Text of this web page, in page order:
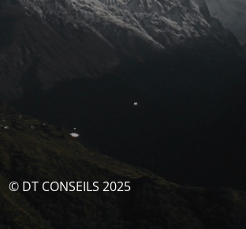
© DT CONSEILS 2025